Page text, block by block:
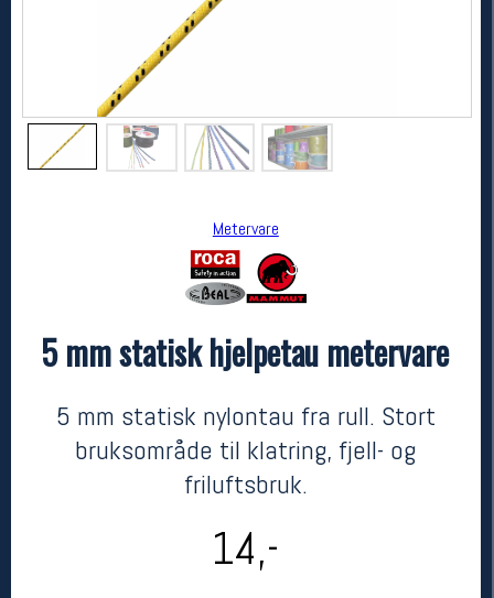
Metervare
5 mm statisk hjelpetau metervare
5 mm statisk nylontau fra rull. Stort
bruksområde til klatring, fjell- og
friluftsbruk.
14,-
Metervare
5 mm statisk hjelpetau metervare
kr 14